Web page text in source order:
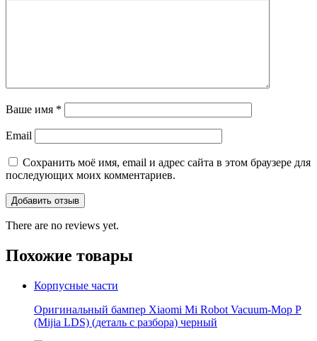
Ваше имя *
Email
Сохранить моё имя, email и адрес сайта в этом браузере для
последующих моих комментариев.
There are no reviews yet.
Похожие товары
Корпусные части
Оригинальный бампер Xiaomi Mi Robot Vacuum-Mop P
(Mijia LDS) (деталь с разбора) черный